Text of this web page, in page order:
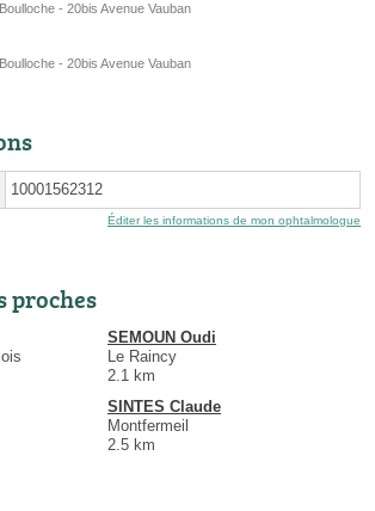
- 20bis Avenue Vauban
- 20bis Avenue Vauban
10001562312
Éditer les informations de mon ophtalmologue
proches
SEMOUN Oudi
Le Raincy
2.1 km
SINTES Claude
Montfermeil
2.5 km